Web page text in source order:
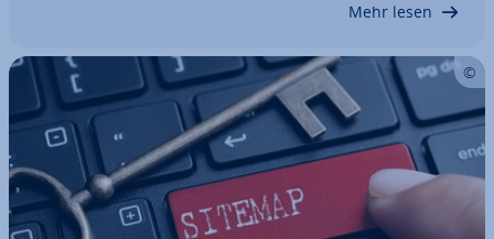
Mehr lesen